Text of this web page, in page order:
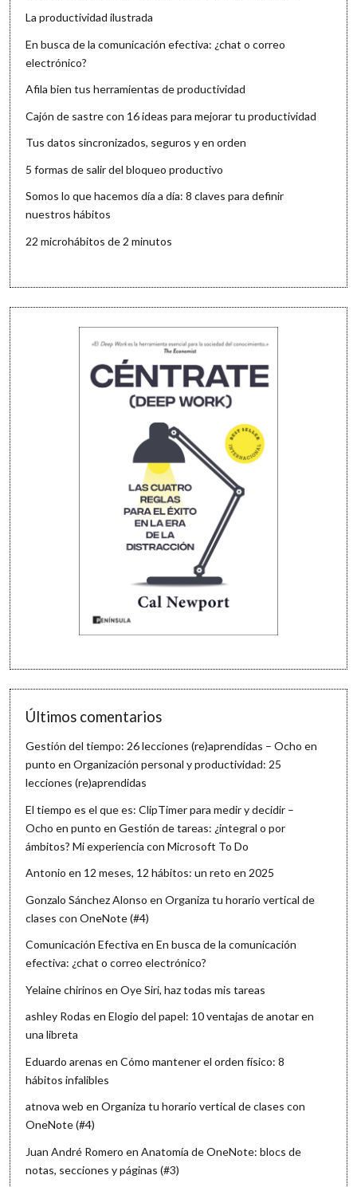
La productividad ilustrada
En busca de la comunicación efectiva: ¿chat o correo
electrónico?
Afila bien tus herramientas de productividad
Cajón de sastre con 16 ideas para mejorar tu productividad
Tus datos sincronizados, seguros y en orden
5 formas de salir del bloqueo productivo
Somos lo que hacemos día a día: 8 claves para definir
nuestros hábitos
22 microhábitos de 2 minutos
Últimos comentarios
Gestión del tiempo: 26 lecciones (re)aprendidas – Ocho en
punto enOrganización personal y productividad: 25
lecciones (re)aprendidas
El tiempo es el que es: ClipTimer para medir y decidir –
Ocho en punto enGestión de tareas: ¿integral o por
ámbitos? Mi experiencia con Microsoft To Do
Antonio en 12 meses, 12 hábitos: un reto en 2025
Gonzalo Sánchez Alonso enOrganiza tu horario vertical de
clases con OneNote (#4)
Comunicación Efectiva enEn busca de la comunicación
efectiva: ¿chat o correo electrónico?
Yelaine chirinos enOye Siri, haz todas mis tareas
ashley Rodas enElogio del papel: 10 ventajas de anotar en
una libreta
Eduardo arenas enCómo mantener el orden físico: 8
hábitos infalibles
atnova web enOrganiza tu horario vertical de clases con
OneNote (#4)
Juan André Romero enAnatomía de OneNote: blocs de
notas, secciones y páginas (#3)